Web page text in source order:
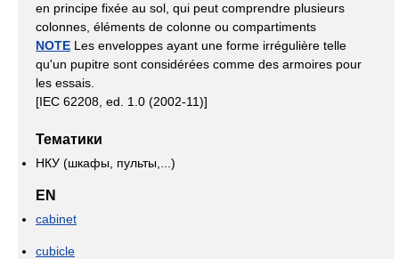
en principe fixée au sol, qui peut comprendre plusieurs
colonnes, éléments de colonne ou compartiments
NOTE Les enveloppes ayant une forme irrégulière telle
qu'un pupitre sont considérées comme des armoires pour
les essais.
[IEC 62208, ed. 1.0 (2002-11)]
Тематики
НКУ (шкафы, пульты,...)
EN
cabinet
cubicle